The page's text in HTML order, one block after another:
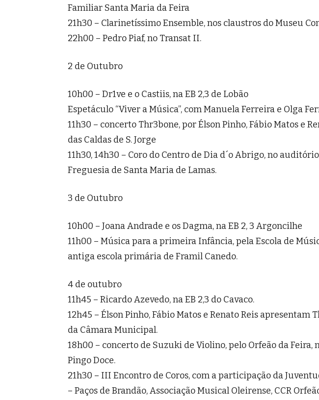
Familiar Santa Maria da Feira
21h30 – Clarinetíssimo Ensemble, nos claustros do Museu
22h00 – Pedro Piaf, no Transat II.
2 de Outubro
10h00 – Dr1ve e o Castiis, na EB 2,3 de Lobão
Espetáculo “Viver a Música”, com Manuela Ferreira e Olga
11h30 – concerto Thr3bone, por Élson Pinho, Fábio Matos e
das Caldas de S. Jorge
11h30, 14h30 – Coro do Centro de Dia d´o Abrigo, no
Freguesia de Santa Maria de Lamas.
3 de Outubro
10h00 – Joana Andrade e os Dagma, na EB 2, 3 Argoncilhe
11h00 – Música para a primeira Infância, pela Escola de
antiga escola primária de Framil Canedo.
4 de outubro
11h45 – Ricardo Azevedo, na EB 2,3 do Cavaco.
12h45 – Élson Pinho, Fábio Matos e Renato Reis apresentam
da Câmara Municipal.
18h00 – concerto de Suzuki de Violino, pelo Orfeão da Feira,
Pingo Doce.
21h30 – III Encontro de Coros, com a participação da
– Paços de Brandão, Associação Musical Oleirense, CCR